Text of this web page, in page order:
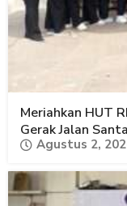
Meriahkan HUT
Gerak Jalan
Agustus 2,